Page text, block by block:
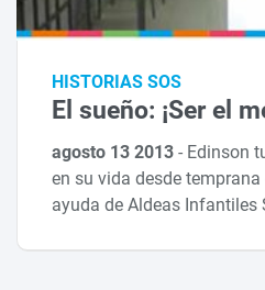
HISTORIAS SOS
El sueño: ¡Ser el
agosto 13 2013- Edinson
en su vida desde
ayuda de Aldeas Infantiles